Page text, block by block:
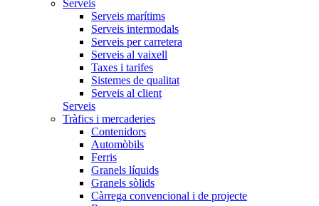
Serveis
Serveis marítims
Serveis intermodals
Serveis per carretera
Serveis al vaixell
Taxes i tarifes
Sistemes de qualitat
Serveis al client
Serveis
Tràfics i mercaderies
Contenidors
Automòbils
Ferris
Granels líquids
Granels sòlids
Càrrega convencional i de projecte